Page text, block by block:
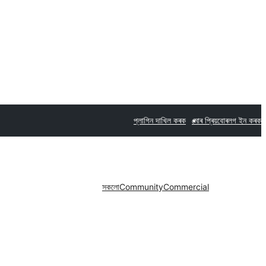
প্লাগিন দাখিল কৰক মোৰ প্ৰিয়বোৰলগ ইন কৰক
সকলোCommunityCommercial